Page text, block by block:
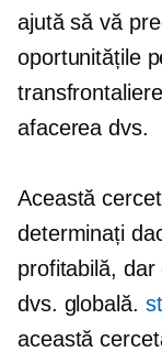
ajută să vă
oportunitățile
transfrontaliere
afacerea dvs.
Această
determinați
profitabilă,
dvs. globală.
această